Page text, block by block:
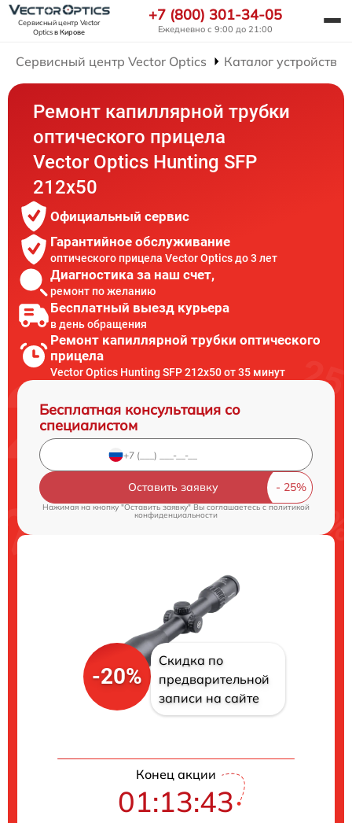
Сервисный центр Vector
Opticsв Кирове
+7 (800) 301-34-05
Ежедневно с 9:00 до 21:00
Сервисный центр Vector Optics Каталог устройств
Ремонт капиллярной трубки
оптического прицела
Vector Optics Hunting SFP
212x50
Официальный сервис
Гарантийное обслуживание
оптического прицела Vector Optics до 3 лет
Диагностика за наш счет,
ремонт по желанию
Бесплатный выезд курьера
в день обращения
Ремонт капиллярной трубки оптического
прицела
Vector Optics Hunting SFP 212x50 от 35 минут
Бесплатная консультация со
специалистом
Оставить заявку
Нажимая на кнопку "Оставить заявку" Вы соглашаетесь c политикой
конфиденциальности
-20%
Скидка по
предварительной
записи на сайте
Конец акции
01:13:42